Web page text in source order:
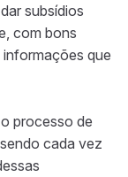
subsídios
com bons
que
processo de
cada vez